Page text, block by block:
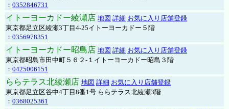
： 0352846731
イトーヨーカドー綾瀬店 地図 詳細 お気に入り店舗登録
東京都足立区綾瀬3丁目4-25イトーヨーカドー５階
： 0356978351
イトーヨーカドー昭島店 地図 詳細 お気に入り店舗登録
東京都昭島市田中町５６２-１イトーヨーカドー昭島３階
： 0425006151
ららテラス北綾瀬店 地図 詳細 お気に入り店舗登録
東京都足立区谷中4丁目8番1号 ららテラス北綾瀬3階
： 0368025361